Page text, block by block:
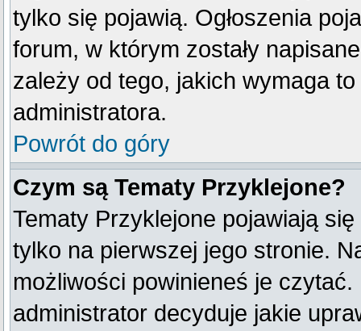
tylko się pojawią. Ogłoszenia
forum, w którym zostały
zależy od tego, jakich wymaga
administratora.
Powrót do góry
Czym są Tematy Przyklejone?
Tematy Przyklejone pojawiają
tylko na pierwszej jego stronie.
możliwości powinieneś je czytać.
administrator decyduje jakie